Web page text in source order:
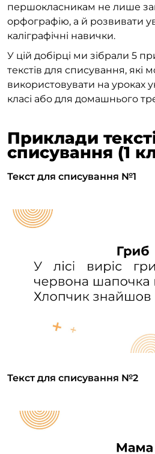
першокласникам не лише
орфографію, а й розвивати
каліграфічні навички.
У цій добірці ми зібрали 5
текстів для списування, які
використовувати на уроках
класі або для домашнього
Приклади
списування (1
Текст для списування №1
Текст для списування №2